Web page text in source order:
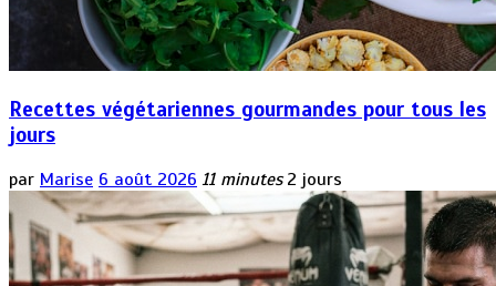
Recettes végétariennes gourmandes pour tous les
jours
par Marise 6 août 2026 11 minutes 2 jours